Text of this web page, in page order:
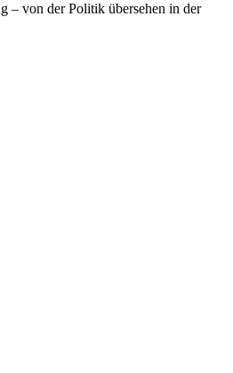
– von der Politik übersehen in der